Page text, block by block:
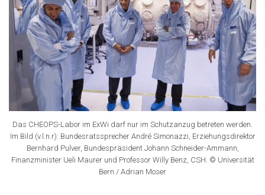
Das CHEOPS-Labor im ExWi darf nur im Schutzanzug betreten werden.
Im Bild (v.l.n.r): Bundesratssprecher André Simonazzi, Erziehungsdirektor
Bernhard Pulver, Bundespräsident Johann Schneider-Ammann,
Finanzminister Ueli Maurer und Professor Willy Benz, CSH. © Universität
Bern / Adrian Moser